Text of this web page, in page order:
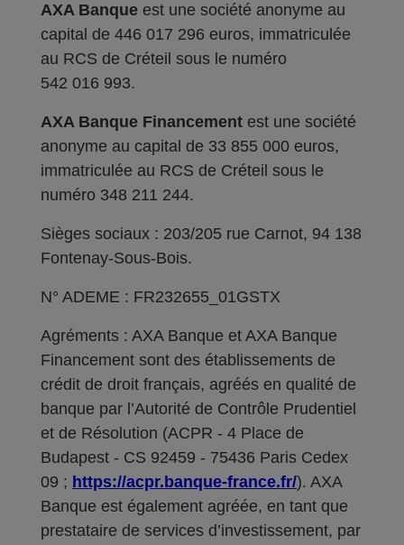
AXA Banque est une société anonyme au
capital de 446 017 296 euros, immatriculée
au RCS de Créteil sous le numéro
542 016 993.
AXA Banque Financement est une société
anonyme au capital de 33 855 000 euros,
immatriculée au RCS de Créteil sous le
numéro 348 211 244.
Sièges sociaux : 203/205 rue Carnot, 94 138
Fontenay-Sous-Bois.
N° ADEME : FR232655_01GSTX
Agréments : AXA Banque et AXA Banque
Financement sont des établissements de
crédit de droit français, agréés en qualité de
banque par l’Autorité de Contrôle Prudentiel
et de Résolution (ACPR - 4 Place de
Budapest - CS 92459 - 75436 Paris Cedex
09 ; https://acpr.banque-france.fr/). AXA
Banque est également agréée, en tant que
prestataire de services d’investissement, par